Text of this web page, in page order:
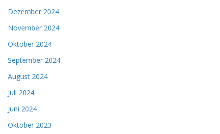
Dezember 2024
November 2024
Oktober 2024
September 2024
August 2024
Juli 2024
Juni 2024
Oktober 2023